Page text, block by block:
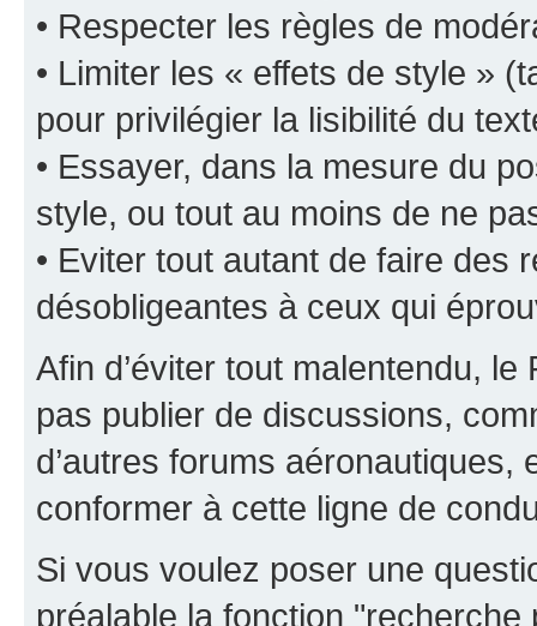
• Respecter les règles de
• Limiter les « effets de style »
pour privilégier la lisibilité du
• Essayer, dans la mesure du
style, ou tout au moins de ne
• Eviter tout autant de faire des
désobligeantes à ceux qui
Afin d’éviter tout malentendu,
pas publier de discussions,
d’autres forums
conformer à cette ligne de
Si vous voulez poser une
préalable la fonction